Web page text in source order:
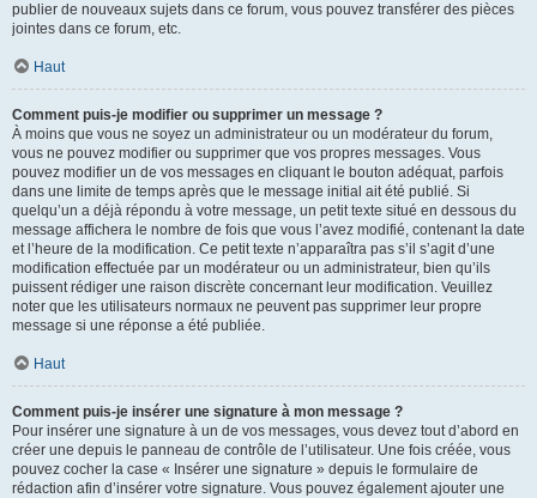
publier de nouveaux sujets dans ce forum, vous pouvez transférer des pièces
jointes dans ce forum, etc.
Haut
Comment puis-je modifier ou supprimer un message ?
À moins que vous ne soyez un administrateur ou un modérateur du forum,
vous ne pouvez modifier ou supprimer que vos propres messages. Vous
pouvez modifier un de vos messages en cliquant le bouton adéquat, parfois
dans une limite de temps après que le message initial ait été publié. Si
quelqu’un a déjà répondu à votre message, un petit texte situé en dessous du
message affichera le nombre de fois que vous l’avez modifié, contenant la date
et l’heure de la modification. Ce petit texte n’apparaîtra pas s’il s’agit d’une
modification effectuée par un modérateur ou un administrateur, bien qu’ils
puissent rédiger une raison discrète concernant leur modification. Veuillez
noter que les utilisateurs normaux ne peuvent pas supprimer leur propre
message si une réponse a été publiée.
Haut
Comment puis-je insérer une signature à mon message ?
Pour insérer une signature à un de vos messages, vous devez tout d’abord en
créer une depuis le panneau de contrôle de l’utilisateur. Une fois créée, vous
pouvez cocher la case « Insérer une signature » depuis le formulaire de
rédaction afin d’insérer votre signature. Vous pouvez également ajouter une